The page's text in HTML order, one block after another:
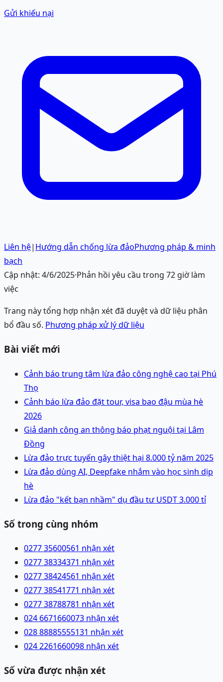
Gửi khiếu nại
Liên hệ| Hướng dẫn chống lừa đảoPhương pháp & minh
bạch
Cập nhật: 4/6/2025·Phản hồi yêu cầu trong 72 giờ làm
việc
Trang này tổng hợp nhận xét đã duyệt và dữ liệu phân
bổ đầu số. Phương pháp xử lý dữ liệu
Bài viết mới
Cảnh báo trung tâm lừa đảo công nghệ cao tại Phú
Thọ
Cảnh báo lừa đảo đặt tour, visa bao đậu mùa hè
2026
Giả danh công an thông báo phạt nguội tại Lâm
Đồng
Lừa đảo trực tuyến gây thiệt hại 8.000 tỷ năm 2025
Lừa đảo dùng AI, Deepfake nhắm vào học sinh dịp
hè
Lừa đảo "kết bạn nhầm" dụ đầu tư USDT 3.000 tỉ
Số trong cùng nhóm
0277 35600561 nhận xét
0277 38334371 nhận xét
0277 38424561 nhận xét
0277 38541771 nhận xét
0277 38788781 nhận xét
024 6671660073 nhận xét
028 88885555131 nhận xét
024 2261660098 nhận xét
Số vừa được nhận xét